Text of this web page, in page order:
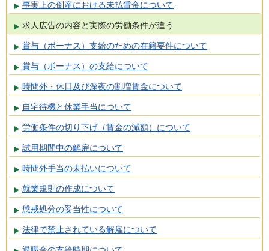
事実上の倒産における未払賃金について
求人広告の内容と実際の労働条件が違う
賞与（ボーナス）支給のための在籍要件について
賞与（ボーナス）の支給について
時間外・休日及び深夜の割増賃金について
自宅待機と休業手当について
労働条件の切り下げ（賃金の減額）について
試用期間中の解雇について
時間外手当の未払いについて
就業規則の作成について
懲戒処分の妥当性について
法律で禁止されている解雇について